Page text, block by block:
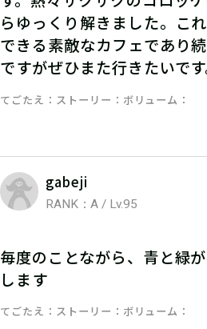
ハンターズヴィレッ
え】を発見報告して
トを手に入れよう！
らゆっくり解きました。こ
できる素敵なカフェであり
ですがぜひまた行きたいです
てごたえ ストーリー ボリューム
gabeji
RANK：A / Lv.95
毎度のことながら、青と緑
します
てごたえ ストーリー ボリューム